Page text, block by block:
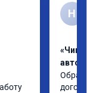
Н
«Чип